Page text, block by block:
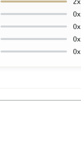
0x
0x
0x
0x